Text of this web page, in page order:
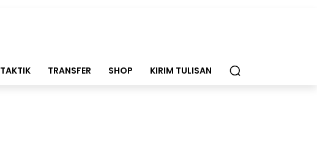
TAKTIK TRANSFER SHOP KIRIM TULISAN